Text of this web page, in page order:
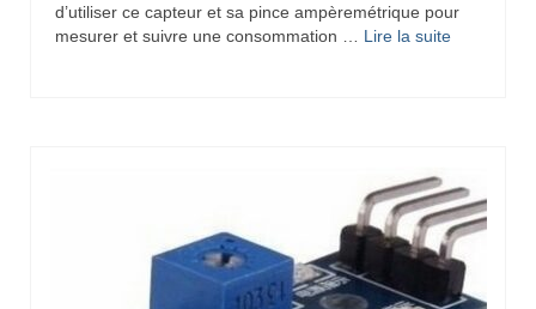
d’utiliser ce capteur et sa pince ampèremétrique pour
mesurer et suivre une consommation … Lire la suite­­